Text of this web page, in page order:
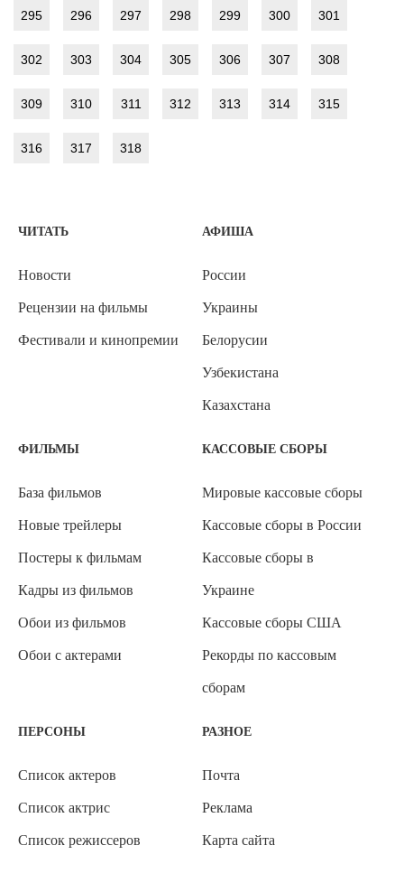
295 296 297 298 299 300 301
302 303 304 305 306 307 308
309 310 311 312 313 314 315
316 317 318
ЧИТАТЬ
Новости
Рецензии на фильмы
Фестивали и кинопремии
АФИША
России
Украины
Белорусии
Узбекистана
Казахстана
ФИЛЬМЫ
База фильмов
Новые трейлеры
Постеры к фильмам
Кадры из фильмов
Обои из фильмов
Обои с актерами
КАССОВЫЕ СБОРЫ
Мировые кассовые сборы
Кассовые сборы в России
Кассовые сборы в
Украине
Кассовые сборы США
Рекорды по кассовым
сборам
ПЕРСОНЫ
Список актеров
Список актрис
Список режиссеров
РАЗНОЕ
Почта
Реклама
Карта сайта